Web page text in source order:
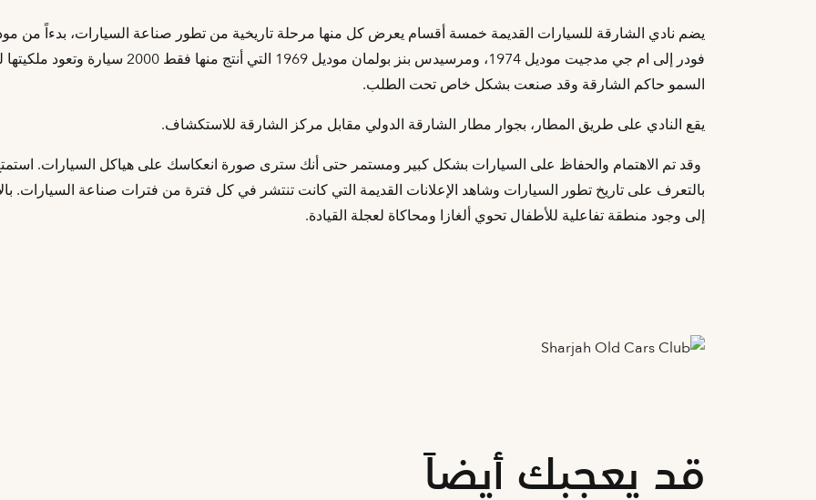
يضم نادي الشارقة للسيارات القديمة خمسة أقسام يعرض كل منها مرحلة تاريخية من تطور صناعة السيارات، بدءاً من
فودر إلى ام جي مدجيت موديل 1974، ومرسيدس بنز بولمان موديل 1969 التي أنتج منها
السمو حاكم الشارقة وقد صنعت بشكل خاص تحت الطلب.
يقع النادي على طريق المطار، بجوار مطار الشارقة الدولي مقابل مركز الشارقة للاستكشاف.
وقد تم الاهتمام والحفاظ على السيارات بشكل كبير ومستمر حتى أنك سترى صورة انعكاسك على هياكل السيارات.
بالتعرف على تاريخ تطور السيارات وشاهد الإعلانات القديمة التي كانت تنتشر في كل فترة من فترات صناعة السيارات.
إلى وجود منطقة تفاعلية للأطفال تحوي ألغازا ومحاكاة لعجلة القيادة.
قد يعجبك أيضاً